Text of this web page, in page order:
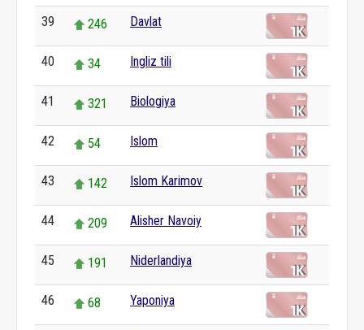
39 246 Davlat
40 34 Ingliz tili
41 321 Biologiya
42 54 Islom
43 142 Islom Karimov
44 209 Alisher Navoiy
45 191 Niderlandiya
46 68 Yaponiya